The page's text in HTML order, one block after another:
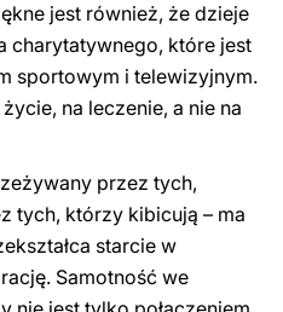
jest również, że dzieje
charytatywnego, które jest
sportowym i telewizyjnym.
na leczenie, a nie na
przez tych,
tych, którzy kibicują – ma
starcie w
Samotność we